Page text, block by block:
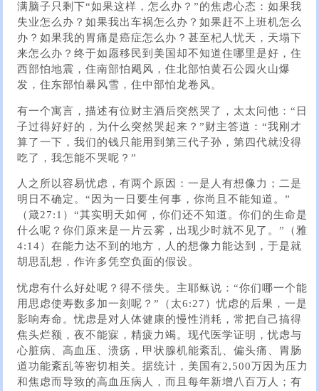
满脑子只剩下“如果这样，怎么办？”的焦虑心态：如果我
失业怎么办？如果我出车祸怎么办？如果赶不上班机怎么
办？如果我的胃痛是癌症怎么办？甚至杞人忧天，天塌下
来怎么办？终于如愿移民到美国却不知道住哪里是好，住
西部怕地震，住南部怕飓风，住北部怕黄石公园火山爆
发，住东部怕暴风雪，住中部怕龙卷风。
有一个寓言，描述有位财主酒后突然哭了，太太问他：“日
子过得好好的，为什么突然哭起来？”财主答道：“我刚才
算了一下，我们的钱只能用到第三代子孙，第四代就没得
吃了，我怎能不哭呢？”
人之所以容易忧虑，有两个原因：一是人有想像力；二是
明日不确定。“因为一日要生何事，你尚且不能知道。”
（箴27:1）“其实明天如何，你们还不知道。你们的生命是
什么呢？你们原来是一片云雾，出现少时就不见了。”（雅
4:14）在能力达不到的地方，人的想像力能达到，于是就
胡思乱想，作许多凭空负面的假设。
忧虑有什么好处呢？得不偿失。主耶稣说：“你们哪一个能
用思虑使寿数多加一刻呢？”（太6:27）忧虑的后果，一是
影响寿命。忧虑是对人体健康的慢性消耗，常把自己搞得
焦头烂额，夜不能寐，精疲力竭。现代医学证明，忧虑与
心脏病、高血压、溃疡，甲状腺机能紊乱、偏头痛、胃肠
道功能紊乱等密切相关。据统计，美国有2,500万因为压力
和焦虑而导致的高血压病人，而且每年新增八百万人；有